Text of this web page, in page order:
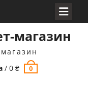
магазин
/0₴ 0